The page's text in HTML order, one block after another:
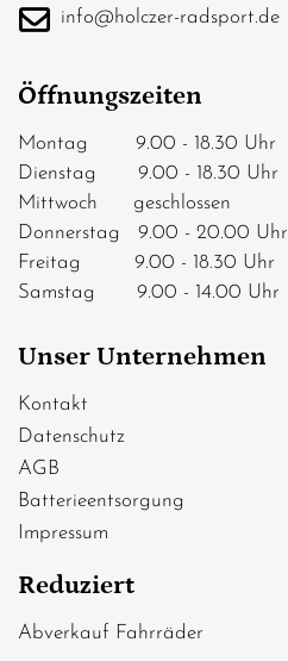
info@holczer-radsport.de
Öffnungszeiten
Montag 9.00 - 18.30 Uhr
Dienstag 9.00 - 18.30 Uhr
Mittwoch geschlossen
Donnerstag 9.00 - 20.00 Uhr
Freitag 9.00 - 18.30 Uhr
Samstag 9.00 - 14.00 Uhr
Unser Unternehmen
Kontakt
Datenschutz
AGB
Batterieentsorgung
Impressum
Reduziert
Abverkauf Fahrräder